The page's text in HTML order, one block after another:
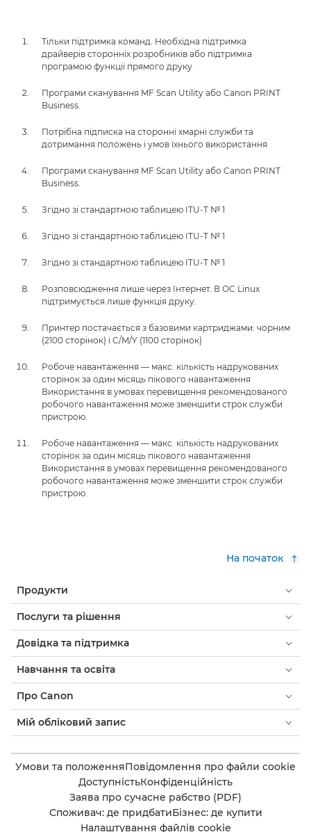
Тільки підтримка команд. Необхідна підтримка
драйверів сторонніх розробників або підтримка
програмою функції прямого друку
Програми сканування MF Scan Utility або Canon PRINT
Business.
Потрібна підписка на сторонні хмарні служби та
дотримання положень і умов їхнього використання
Програми сканування MF Scan Utility або Canon PRINT
Business.
Згідно зі стандартною таблицею ITU-T № 1
Згідно зі стандартною таблицею ITU-T № 1
Згідно зі стандартною таблицею ITU-T № 1
Розповсюдження лише через Інтернет. В ОС Linux
підтримується лише функція друку.
Принтер постачається з базовими картриджами: чорним
(2100 сторінок) і C/M/Y (1100 сторінок)
Робоче навантаження — макс. кількість надрукованих
сторінок за один місяць пікового навантаження
Використання в умовах перевищення рекомендованого
робочого навантаження може зменшити строк служби
пристрою.
Робоче навантаження — макс. кількість надрукованих
сторінок за один місяць пікового навантаження
Використання в умовах перевищення рекомендованого
робочого навантаження може зменшити строк служби
пристрою.
На початок
Продукти
Послуги та рішення
Довідка та підтримка
Навчання та освіта
Про Canon
Мій обліковий запис
Умови та положенняПовідомлення про файли cookie
ДоступністьКонфіденційність
Заява про сучасне рабство (PDF)
Споживач: де придбатиБізнес: де купити
Налаштування файлів cookie